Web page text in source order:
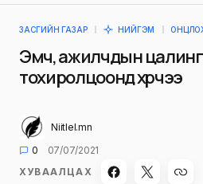
ЗАСГИЙН ГАЗАР НИЙГЭМ
Эмч, ажилчдын цалинг
тохиролцоонд хүрчээ
Niitlel.mn
0
07/07/2021
ХУВААЛЦАХ